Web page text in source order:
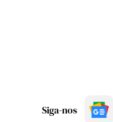
Siga-nos